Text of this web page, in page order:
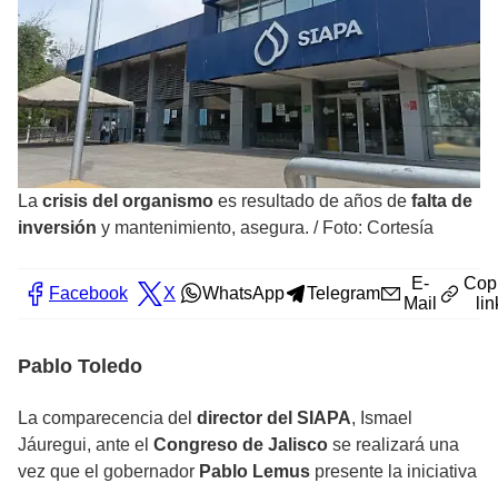
La crisis del organismo es resultado de años de falta de
inversión y mantenimiento, asegura. / Foto: Cortesía
Facebook X WhatsApp Telegram
E-
Mail
Pablo Toledo
La comparecencia del director del SIAPA, Ismael
Jáuregui, ante el Congreso de Jalisco se realizará una
vez que el gobernador Pablo Lemus presente la iniciativa